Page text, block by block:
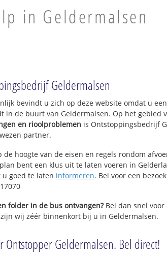
in Geldermalsen
Geldermalsen
bevindt u zich op deze website omdat u
in de buurt van Geldermalsen. Op het gebied
en rioolproblemen is Ontstoppingsbedrijf
partner.
de hoogte van de eisen en regels rondom
bent een klus uit te laten voeren in
goed te laten informeren. Bel voor een
folder in de bus ontvangen?Bel dan snel voor
wij zéér binnenkort bij u in Geldermalsen.
Ontstopper Geldermalsen. Bel direct!